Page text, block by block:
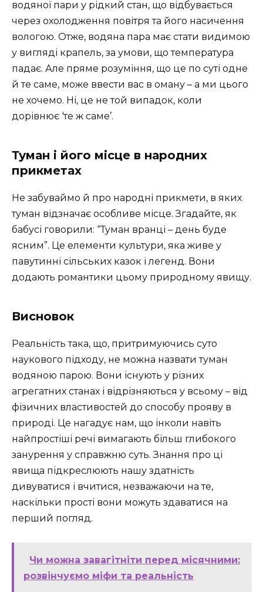
водяної пари у рідкий стан, що відбувається
через охолодження повітря та його насичення
вологою. Отже, водяна пара має стати видимою
у вигляді крапель, за умови, що температура
падає. Але пряме розуміння, що це по суті одне
й те саме, може ввести вас в оману – а ми цього
не хочемо. Ні, це не той випадок, коли
дорівнює ‘те ж саме’.
Туман і його місце в народних
прикметах
Не забуваймо й про народні прикмети, в яких
туман відзначає особливе місце. Згадайте, як
бабусі говорили: “Туман вранці – день буде
ясним”. Це елементи культури, яка живе у
павутинні сільських казок і легенд. Вони
додають романтики цьому природному явищу.
Висновок
Реальність така, що, притримуючись суто
наукового підходу, не можна назвати туман
водяною парою. Вони існують у різних
агрегатних станах і відрізняються у всьому – від
фізичних властивостей до способу прояву в
природі. Це нагадує нам, що інколи навіть
найпростіші речі вимагають більш глибокого
занурення у справжню суть. Знання про ці
явища підкреслюють нашу здатність
дивуватися і вчитися, незважаючи на те,
наскільки прості вони можуть здаватися на
перший погляд.
Чи можна завагітніти перед місячними:
розвінчуємо міфи та реальність